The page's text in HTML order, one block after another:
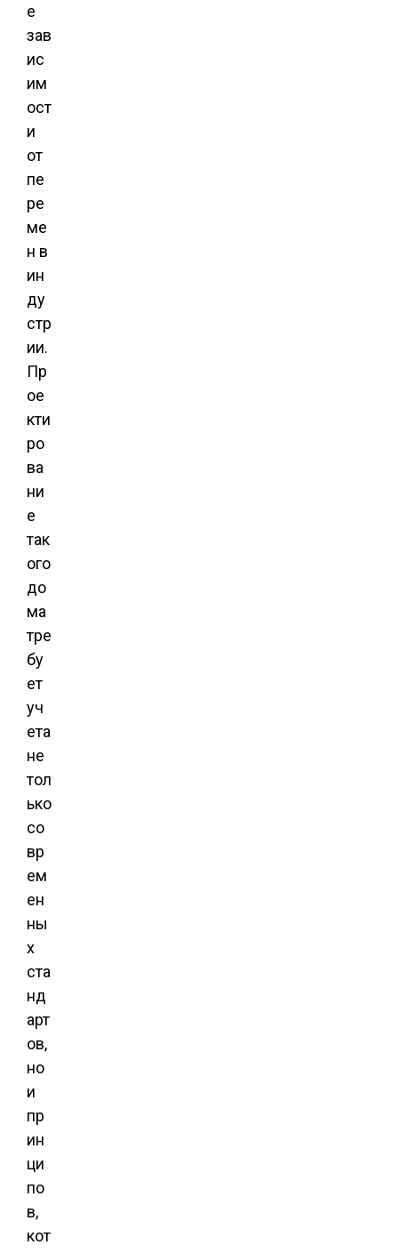
е
зав
ис
им
ост
и
от
пе
ре
ме
н в
ин
ду
стр
ии.
Пр
ое
кти
ро
ва
ни
е
так
ого
до
ма
тре
бу
ет
уч
ета
не
тол
ько
со
вр
ем
ен
ны
х
ста
нд
арт
ов,
но
и
пр
ин
ци
по
в,
кот